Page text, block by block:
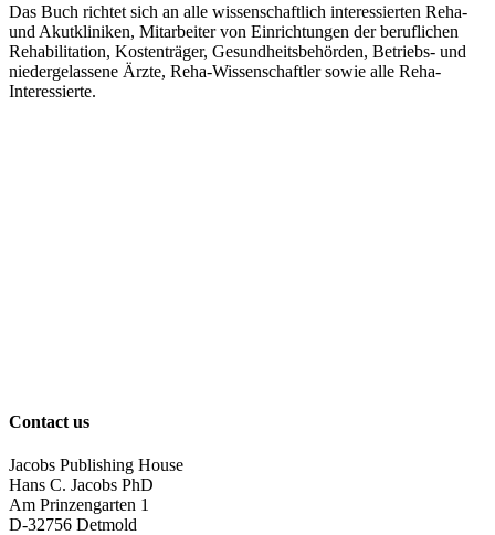
Das Buch richtet sich an alle wissenschaftlich interessierten Reha-
und Akutkliniken, Mitarbeiter von Einrichtungen der beruflichen
Rehabilitation, Kostenträger, Gesundheitsbehörden, Betriebs- und
niedergelassene Ärzte, Reha-Wissenschaftler sowie alle Reha-
Interessierte.
Contact us
Jacobs Publishing House
Hans C. Jacobs PhD
Am Prinzengarten 1
D-32756 Detmold